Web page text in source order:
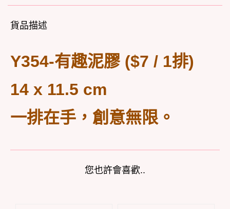
貨品描述
Y354-有趣泥膠 ($7 / 1排)
14 x 11.5 cm
一排在手，創意無限。
您也許會喜歡..